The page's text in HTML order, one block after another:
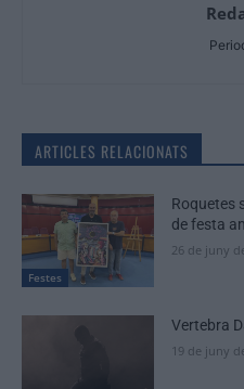
ARTICLES RELACIONATS
Festes
Roquetes
de festa
26 de juny
Vertebra
19 de juny